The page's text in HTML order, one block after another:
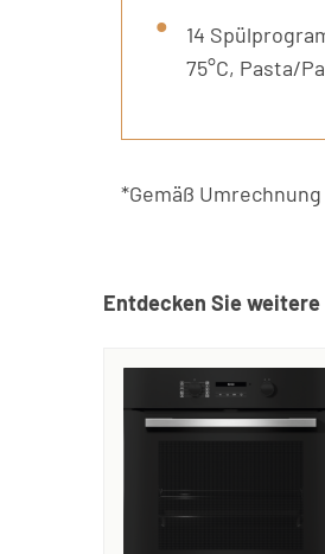
14
75°C, Pasta/
*Gemäß
Entdecken Sie